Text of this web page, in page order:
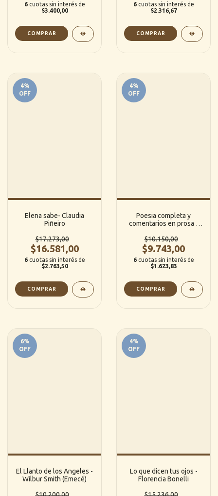
6 cuotas sin interés de
$3.400,00
6 cuotas sin interés de
$2.316,67
4%
OFF
Elena sabe- Claudia
Piñeiro
$17.273,00
$16.581,00
6 cuotas sin interés de
$2.763,50
4%
OFF
Poesia completa y
comentarios en prosa -
$10.150,00
$9.743,00
6 cuotas sin interés de
$1.623,83
6%
OFF
El Llanto de los Angeles -
Wilbur Smith (Emecé)
$10.200,00
4%
OFF
Lo que dicen tus ojos -
Florencia Bonelli
$15.236,00